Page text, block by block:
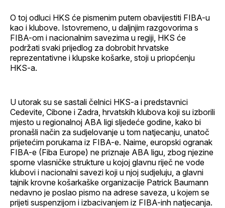
O toj odluci HKS će pismenim putem obavijestiti FIBA-u
kao i klubove. Istovremeno, u daljnjim razgovorima s
FIBA-om i nacionalnim savezima u regiji, HKS će
podržati svaki prijedlog za dobrobit hrvatske
reprezentativne i klupske košarke, stoji u priopćenju
HKS-a.
U utorak su se sastali čelnici HKS-a i predstavnici
Cedevite, Cibone i Zadra, hrvatskih klubova koji su izborili
mjesto u regionalnoj ABA ligi sljedeće godine, kako bi
pronašli način za sudjelovanje u tom natjecanju, unatoč
prijetećim porukama iz FIBA-e. Naime, europski ogranak
FIBA-e (Fiba Europe) ne priznaje ABA ligu, zbog njezine
sporne vlasničke strukture u kojoj glavnu riječ ne vode
klubovi i nacionalni savezi koji u njoj sudjeluju, a glavni
tajnik krovne košarkaške organizacije Patrick Baumann
nedavno je poslao pismo na adrese saveza, u kojem se
prijeti suspenzijom i izbacivanjem iz FIBA-inh natjecanja.